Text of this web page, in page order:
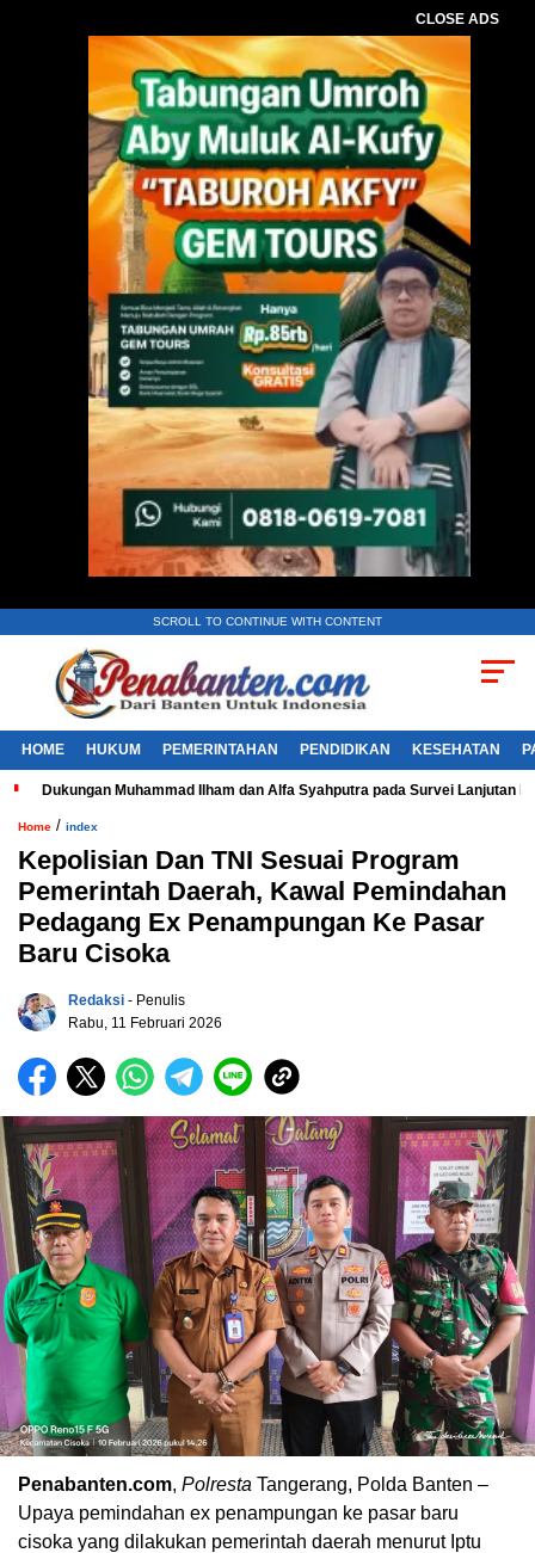
CLOSE ADS
SCROLL TO CONTINUE WITH CONTENT
HOME HUKUM PEMERINTAHAN PENDIDIKAN KESEHATAN
Dukungan Muhammad Ilham dan Alfa Syahputra pada Survei Lanjutan
Home / index
Kepolisian Dan TNI Sesuai Program
Pemerintah Daerah, Kawal Pemindahan
Pedagang Ex Penampungan Ke Pasar
Baru Cisoka
Redaksi - Penulis
Rabu, 11 Februari 2026
Penabanten.com, Polresta Tangerang, Polda Banten –
Upaya pemindahan ex penampungan ke pasar baru
cisoka yang dilakukan pemerintah daerah menurut Iptu